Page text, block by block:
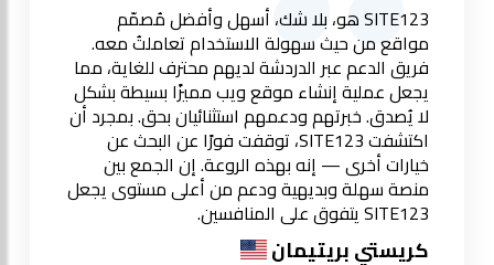
SITE123 هو، بلا شك، أسهل وأفضل مُصمّم
مواقع من حيث سهولة الاستخدام تعاملتُ معه.
فريق الدعم عبر الدردشة لديهم محترف للغاية، مما
يجعل عملية إنشاء موقع ويب مميزًا بسيطة بشكل
لا يُصدق. خبرتهم ودعمهم استثنائيان بحق. بمجرد أن
اكتشفت SITE123، توقفت فورًا عن البحث عن
خيارات أخرى — إنه بهذه الروعة. إن الجمع بين
منصة سهلة وبديهية ودعم من أعلى مستوى يجعل
SITE123 يتفوق على المنافسين.
كريستي بريتيمان